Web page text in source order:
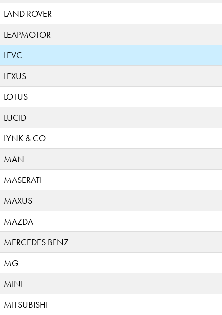
LAND ROVER
LEAPMOTOR
LEVC
LEXUS
LOTUS
LUCID
LYNK & CO
MAN
MASERATI
MAXUS
MAZDA
MERCEDES BENZ
MG
MINI
MITSUBISHI